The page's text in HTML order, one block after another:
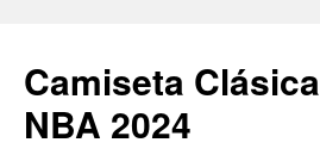
Camiseta
NBA 2024